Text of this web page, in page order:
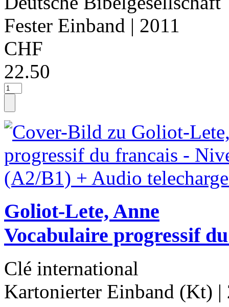
Fester Einband | 2011
CHF
22.50
Goliot-Lete, Anne
Vocabulaire progressif
Clé international
Kartonierter Einband (Kt) |